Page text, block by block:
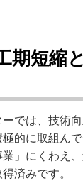
期短縮
では、技術
的に取組ん
」にくわえ
済みです。